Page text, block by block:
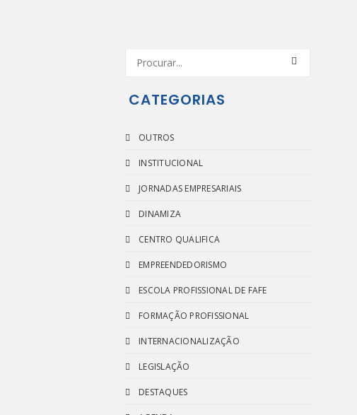
CATEGORIAS
OUTROS
INSTITUCIONAL
JORNADAS EMPRESARIAIS
DINAMIZA
CENTRO QUALIFICA
EMPREENDEDORISMO
ESCOLA PROFISSIONAL DE FAFE
FORMAÇÃO PROFISSIONAL
INTERNACIONALIZAÇÃO
LEGISLAÇÃO
DESTAQUES